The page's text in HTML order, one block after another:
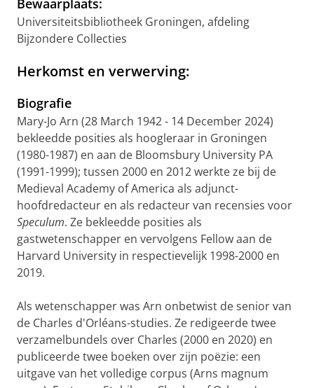
Bewaarplaats:
Universiteitsbibliotheek Groningen, afdeling
Bijzondere Collecties
Herkomst en verwerving:
Biografie
Mary-Jo Arn (28 March 1942 - 14 December 2024)
bekleedde posities als hoogleraar in Groningen
(1980-1987) en aan de Bloomsbury University PA
(1991-1999); tussen 2000 en 2012 werkte ze bij de
Medieval Academy of America als adjunct-
hoofdredacteur en als redacteur van recensies voor
Speculum. Ze bekleedde posities als
gastwetenschapper en vervolgens Fellow aan de
Harvard University in respectievelijk 1998-2000 en
2019.
Als wetenschapper was Arn onbetwist de senior van
de Charles d'Orléans-studies. Ze redigeerde twee
verzamelbundels over Charles (2000 en 2020) en
publiceerde twee boeken over zijn poëzie: een
uitgave van het volledige corpus (Arns magnum